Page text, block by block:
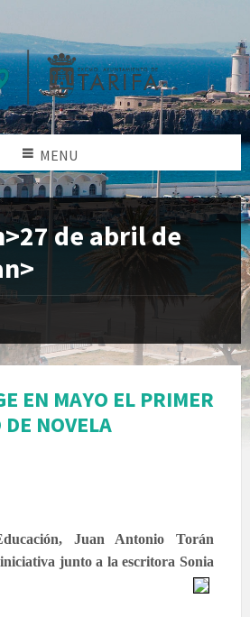
MENU
de abril de
EN MAYO EL PRIMER
NOVELA
Juan Antonio Torán
junto a la escritora Sonia